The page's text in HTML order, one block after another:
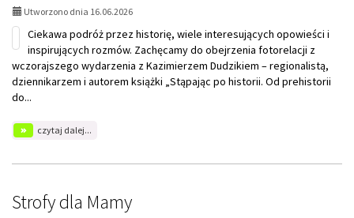
Utworzono dnia 16.06.2026
Ciekawa podróż przez historię, wiele interesujących opowieści i
inspirujących rozmów. Zachęcamy do obejrzenia fotorelacji z
wczorajszego wydarzenia z Kazimierzem Dudzikiem – regionalistą,
dziennikarzem i autorem książki „Stąpając po historii. Od prehistorii
do...
czytaj dalej...
autorskie
Kazimierzem
Dudzikiem
Strofy dla Mamy